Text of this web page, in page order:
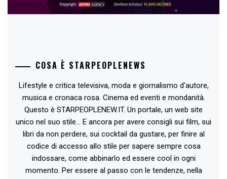
COSA È STARPEOPLENEWS
Lifestyle e critica televisiva, moda e giornalismo d'autore,
musica e cronaca rosa. Cinema ed eventi e mondanità.
Questo è STARPEOPLENEW.IT. Un portale, un web site
unico nel suo stile... E ancora per avere consigli sui film, sui
libri da non perdere, sui cocktail da gustare, per finire al
codice di accesso allo stile per sapere sempre cosa
indossare, come abbinarlo ed essere cool in ogni
momento. Per essere al passo con le tendenze, nella